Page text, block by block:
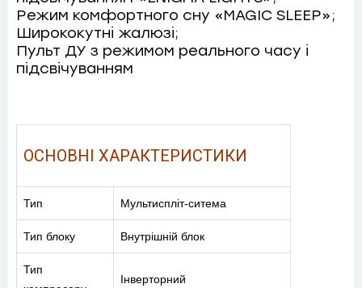
Режим комфортного сну «MAGIC SLEEP»;
Ширококутні жалюзі;
Пульт ДУ з режимом реального часу і
підсвічуванням
ОСНОВНІ ХАРАКТЕРИСТИКИ
Тип Мультиспліт-ситема
Тип блоку Внутрішній блок
Тип
Інверторний